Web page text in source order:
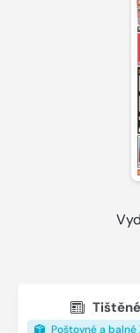
Tištěné
Poštovné a balné